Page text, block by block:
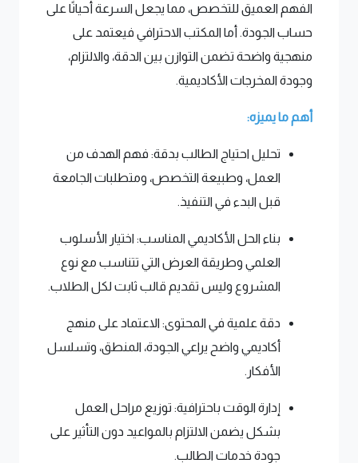
الفهم العميق للتخصص، مما يجعل السرعة أحيانًا على
حساب الجودة. أما المكتب الاحترافي فيعتمد على
منهجية واضحة تضمن التوازن بين الدقة، والالتزام،
وجودة المخرجات الأكاديمية.
أهم ما يميزه:
تحليل احتياج الطالب بدقة: فهم الهدف من
العمل، وطبيعة التخصص، ومتطلبات الجامعة
قبل البدء في التنفيذ.
بناء الحل الأكاديمي المناسب: اختيار الأسلوب
العلمي وطريقة العرض التي تتناسب مع نوع
المشروع وليس تقديم قالب ثابت لكل الطلاب.
دقة علمية في المحتوى: الاعتماد على منهج
أكاديمي واضح يراعي الجودة، المنطق، وتسلسل
الأفكار.
إدارة الوقت باحترافية: توزيع مراحل العمل
بشكل يضمن الالتزام بالمواعيد دون التأثير على
جودة خدمات الطالب.